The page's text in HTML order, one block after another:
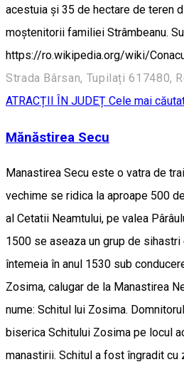
acestuia și 35 de hectare de teren
moștenitorii familiei Strâmbeanu.
https://ro.wikipedia.org/wiki/
Strada Bârsan, Tupilați 617480,
ATRACȚII ÎN JUDEȚ Cele mai
Mănăstirea Secu
Manastirea Secu este o vatra de
vechime se ridica la aproape 500
al Cetatii Neamtului, pe valea
1500 se aseaza un grup de sihastri
întemeia în anul 1530 sub
Zosima, calugar de la Manastirea
nume: Schitul lui Zosima.
biserica Schitului Zosima pe locul
manastirii. Schitul a fost îngradit cu